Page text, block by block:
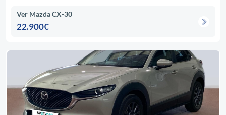
Ver Mazda CX-30
22.900€